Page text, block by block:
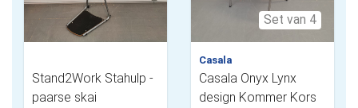
Stand2Work Stahulp -
paarse skai
Set van 4
Casala
Casala Onyx Lynx
design Kommer Kors